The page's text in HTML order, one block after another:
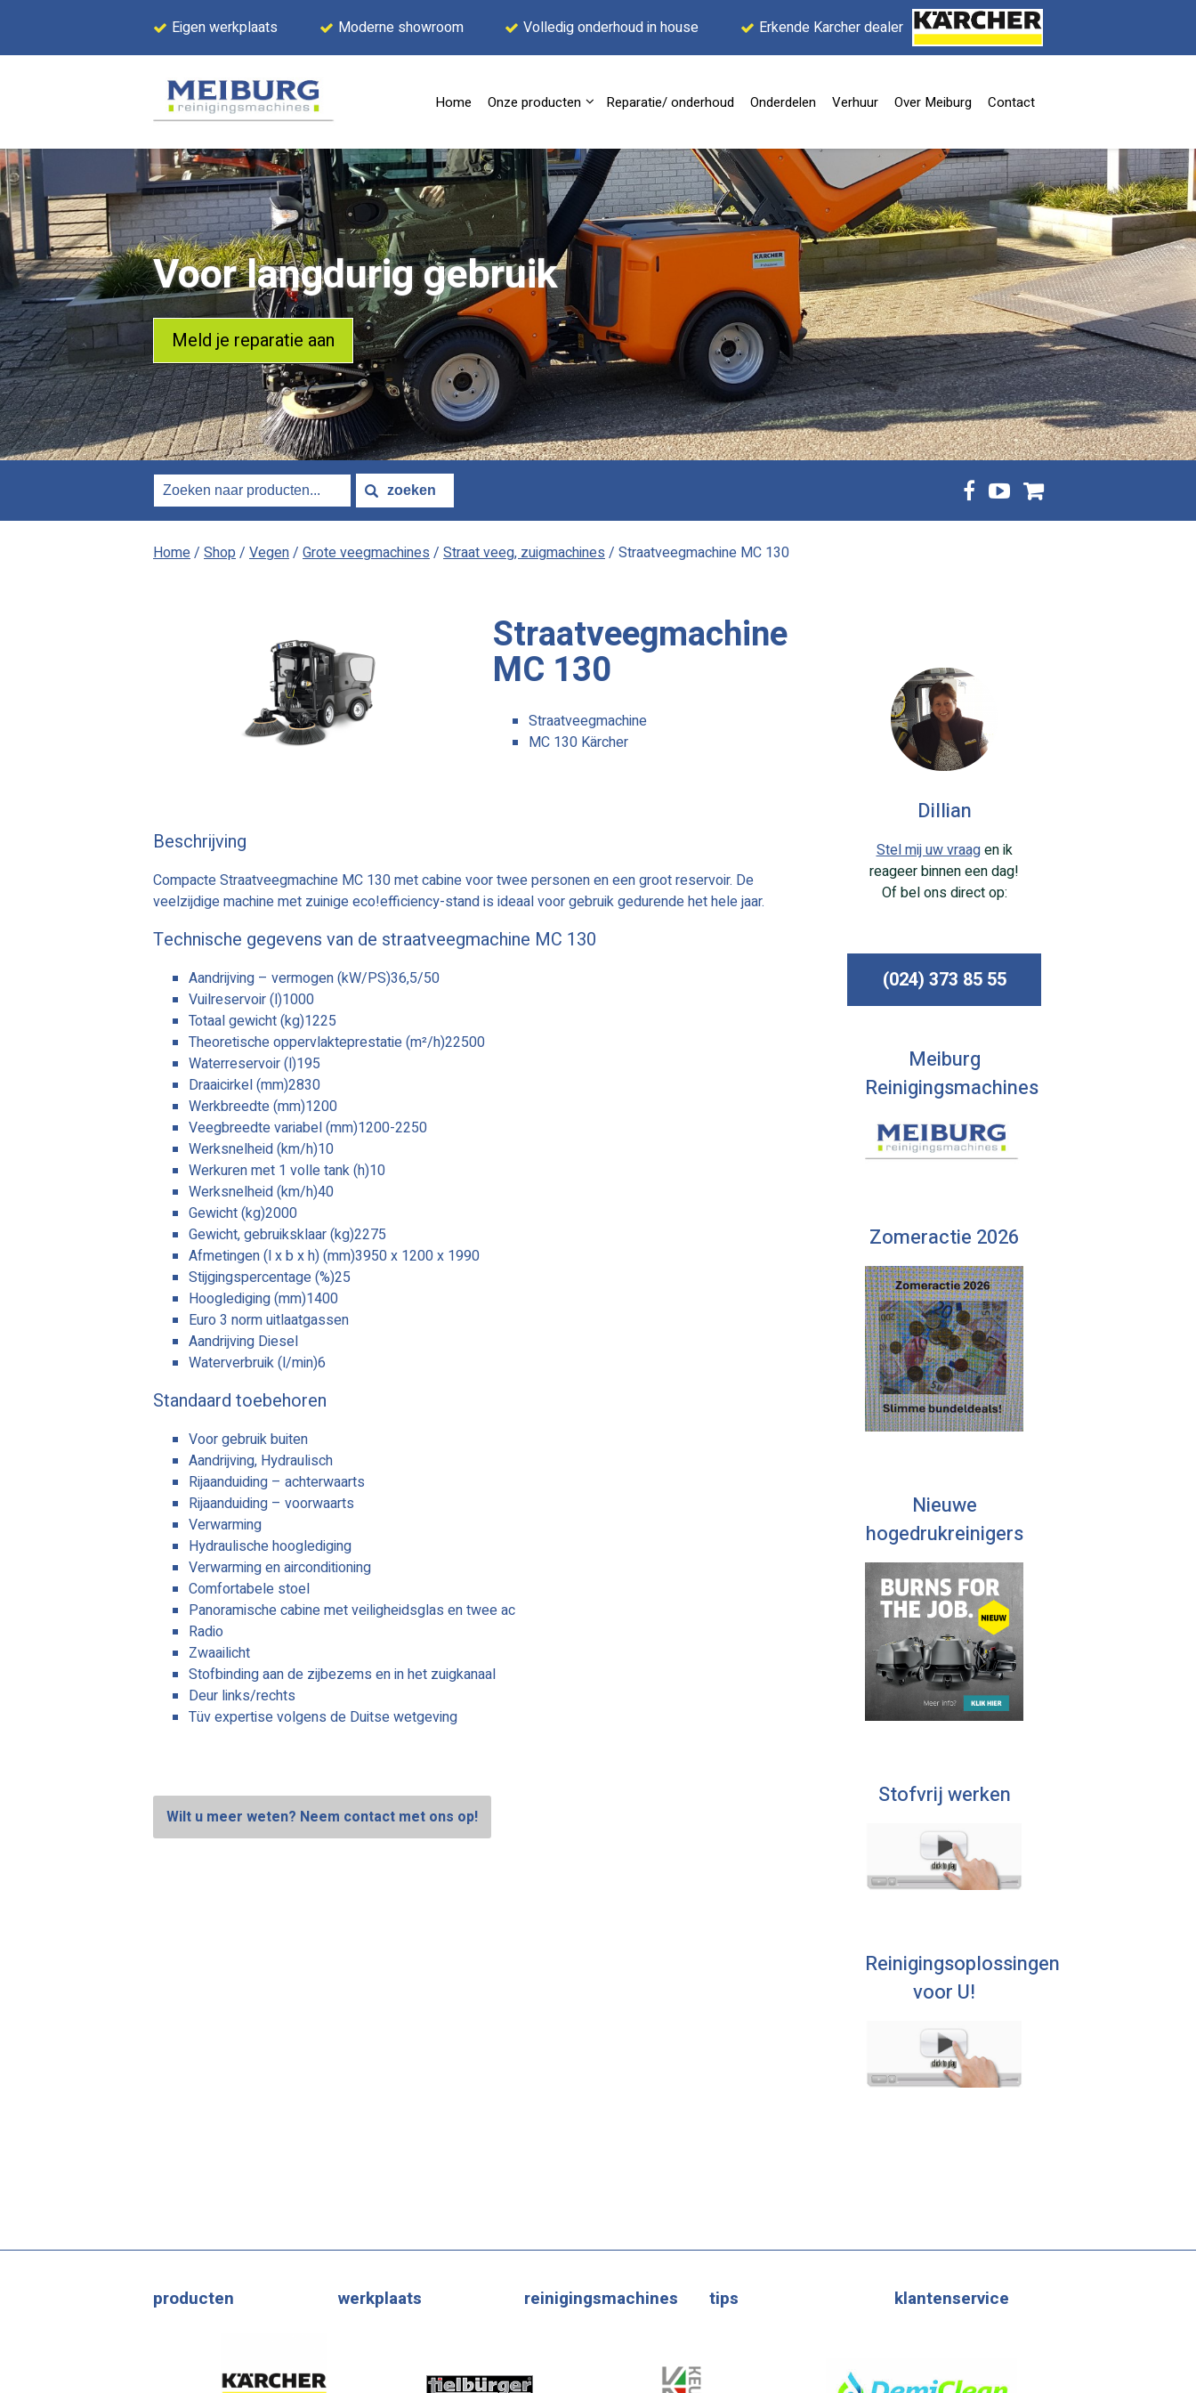
Eigen werkplaats Moderne showroom Volledig onderhoud in house Erkende Karcher dealer
Home Onze producten Reparatie/ onderhoud Onderdelen Verhuur Over Meiburg Contact
Voor langdurig gebruik
Meld je reparatie aan
Home/ Shop/ Vegen/ Grote veegmachines/ Straat veeg, zuigmachines/ Straatveegmachine MC 130
Straatveegmachine
MC 130
Straatveegmachine
MC 130 Kärcher
Beschrijving
Compacte Straatveegmachine MC 130 met cabine voor twee personen en een groot reservoir. De
veelzijdige machine met zuinige eco!efficiency-stand is ideaal voor gebruik gedurende het hele jaar.
Technische gegevens van de straatveegmachine MC 130
Aandrijving – vermogen (kW/PS)36,5/50
Vuilreservoir (l)1000
Totaal gewicht (kg)1225
Theoretische oppervlakteprestatie (m²/h)22500
Waterreservoir (l)195
Draaicirkel (mm)2830
Werkbreedte (mm)1200
Veegbreedte variabel (mm)1200-2250
Werksnelheid (km/h)10
Werkuren met 1 volle tank (h)10
Werksnelheid (km/h)40
Gewicht (kg)2000
Gewicht, gebruiksklaar (kg)2275
Afmetingen (l x b x h) (mm)3950 x 1200 x 1990
Stijgingspercentage (%)25
Hooglediging (mm)1400
Euro 3 norm uitlaatgassen
Aandrijving Diesel
Waterverbruik (l/min)6
Standaard toebehoren
Voor gebruik buiten
Aandrijving, Hydraulisch
Rijaanduiding – achterwaarts
Rijaanduiding – voorwaarts
Verwarming
Hydraulische hooglediging
Verwarming en airconditioning
Comfortabele stoel
Panoramische cabine met veiligheidsglas en twee ac
Radio
Zwaailicht
Stofbinding aan de zijbezems en in het zuigkanaal
Deur links/rechts
Tüv expertise volgens de Duitse wetgeving
Wilt u meer weten? Neem contact met ons op!
Dillian
Stel mij uw vraagen ik
reageer binnen een dag!
Of bel ons direct op:
(024) 373 85 55
Meiburg
Reinigingsmachines
Zomeractie 2026
Nieuwe
hogedrukreinigers
Stofvrij werken
Reinigingsoplossingen
voor U!
producten werkplaats reinigingsmachines tips klantenservice